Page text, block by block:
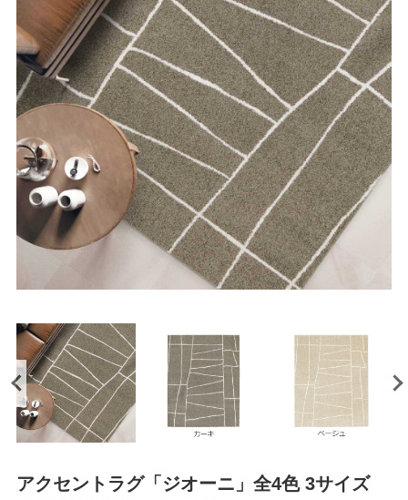
アクセントラグ「ジオーニ」全4色 3サイズ